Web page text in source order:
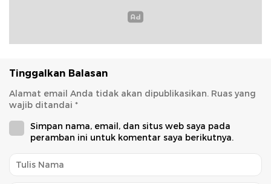
Tinggalkan Balasan
Alamat email Anda tidak akan dipublikasikan. Ruas yang
wajib ditandai *
Simpan nama, email, dan situs web saya pada
peramban ini untuk komentar saya berikutnya.